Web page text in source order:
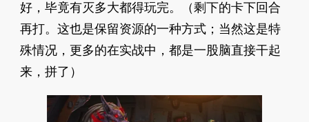
好，毕竟有灭多大都得玩完。（剩下的卡下回合
再打。这也是保留资源的一种方式；当然这是特
殊情况，更多的在实战中，都是一股脑直接干起
来，拼了）